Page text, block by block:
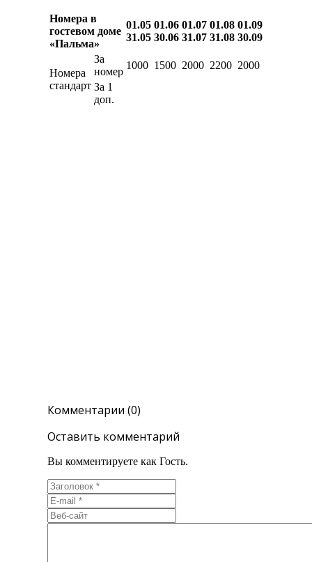
Номера в
гостевом доме
«Пальма»
01.05
31.05
01.06
30.06
01.07
31.07
01.08
31.08
01.09
30.09
Номера
стандарт
За
номер
1000 1500 2000 2200 2000
За 1
доп.
Комментарии (0)
Оставить комментарий
Вы комментируете как Гость.